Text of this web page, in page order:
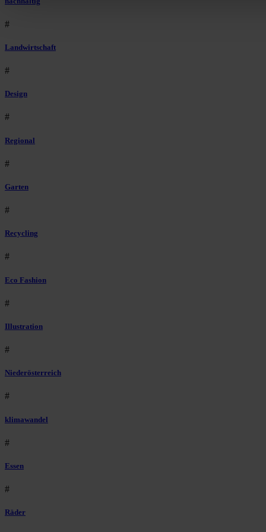
#
Landwirtschaft
#
Design
#
Regional
#
Garten
#
Recycling
#
Eco Fashion
#
Illustration
#
Niederösterreich
#
klimawandel
#
Essen
#
Räder